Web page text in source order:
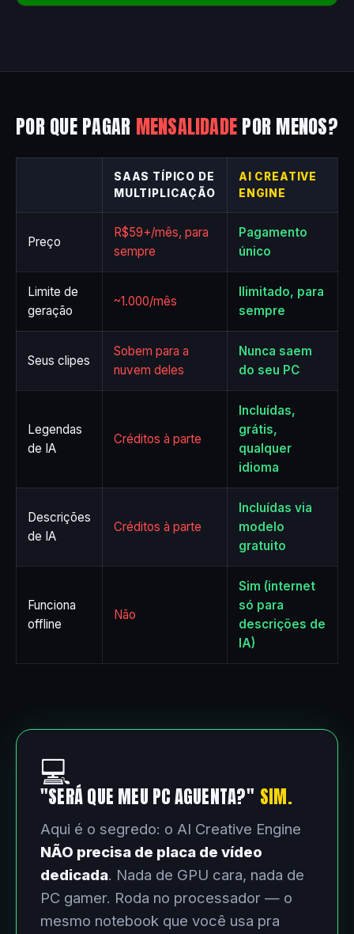
POR QUE PAGAR MENSALIDADEPOR MENOS?
SAAS TÍPICO DE
MULTIPLICAÇÃO
AI CREATIVE
ENGINE
Preço
R$59+/mês, para
sempre
Pagamento
único
Limite de
geração
~1.000/mês
Ilimitado, para
sempre
Seus clipes
Sobem para a
nuvem deles
Nunca saem
do seu PC
Legendas
de IA
Créditos à parte
Incluídas,
grátis,
qualquer
idioma
Descrições
de IA
Créditos à parte
Incluídas via
modelo
gratuito
Funciona
offline
Não
Sim (internet
só para
descrições de
IA)
💻
"SERÁ QUE MEU PC AGUENTA?" SIM.
Aqui é o segredo: o AI Creative Engine
NÃO precisa de placa de vídeo
dedicada. Nada de GPU cara, nada de
PC gamer. Roda no processador — o
mesmo notebook que você usa pra